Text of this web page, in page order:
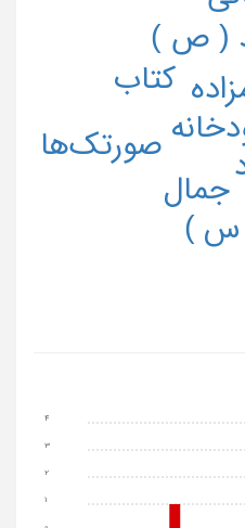
جمال
( ص )
س )
صورتک‌ها
کتاب
1
2
3
4